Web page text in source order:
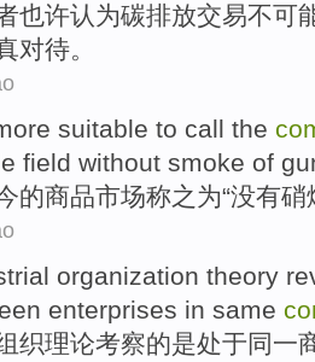
也许认为碳排放交易不可
对待。
suitable to call the
field without smoke of
的商品市场称之为“没有硝
organization theory
enterprises in same
织理论考察的是处于同一